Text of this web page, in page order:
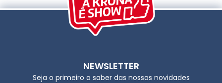
NEWSLETTER
Seja o primeiro a saber das nossas novidades